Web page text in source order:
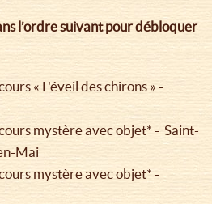
l’ordre suivant pour débloquer
« L'éveil des chirons » -
mystère avec objet* - Saint-
Mai
mystère avec objet* -